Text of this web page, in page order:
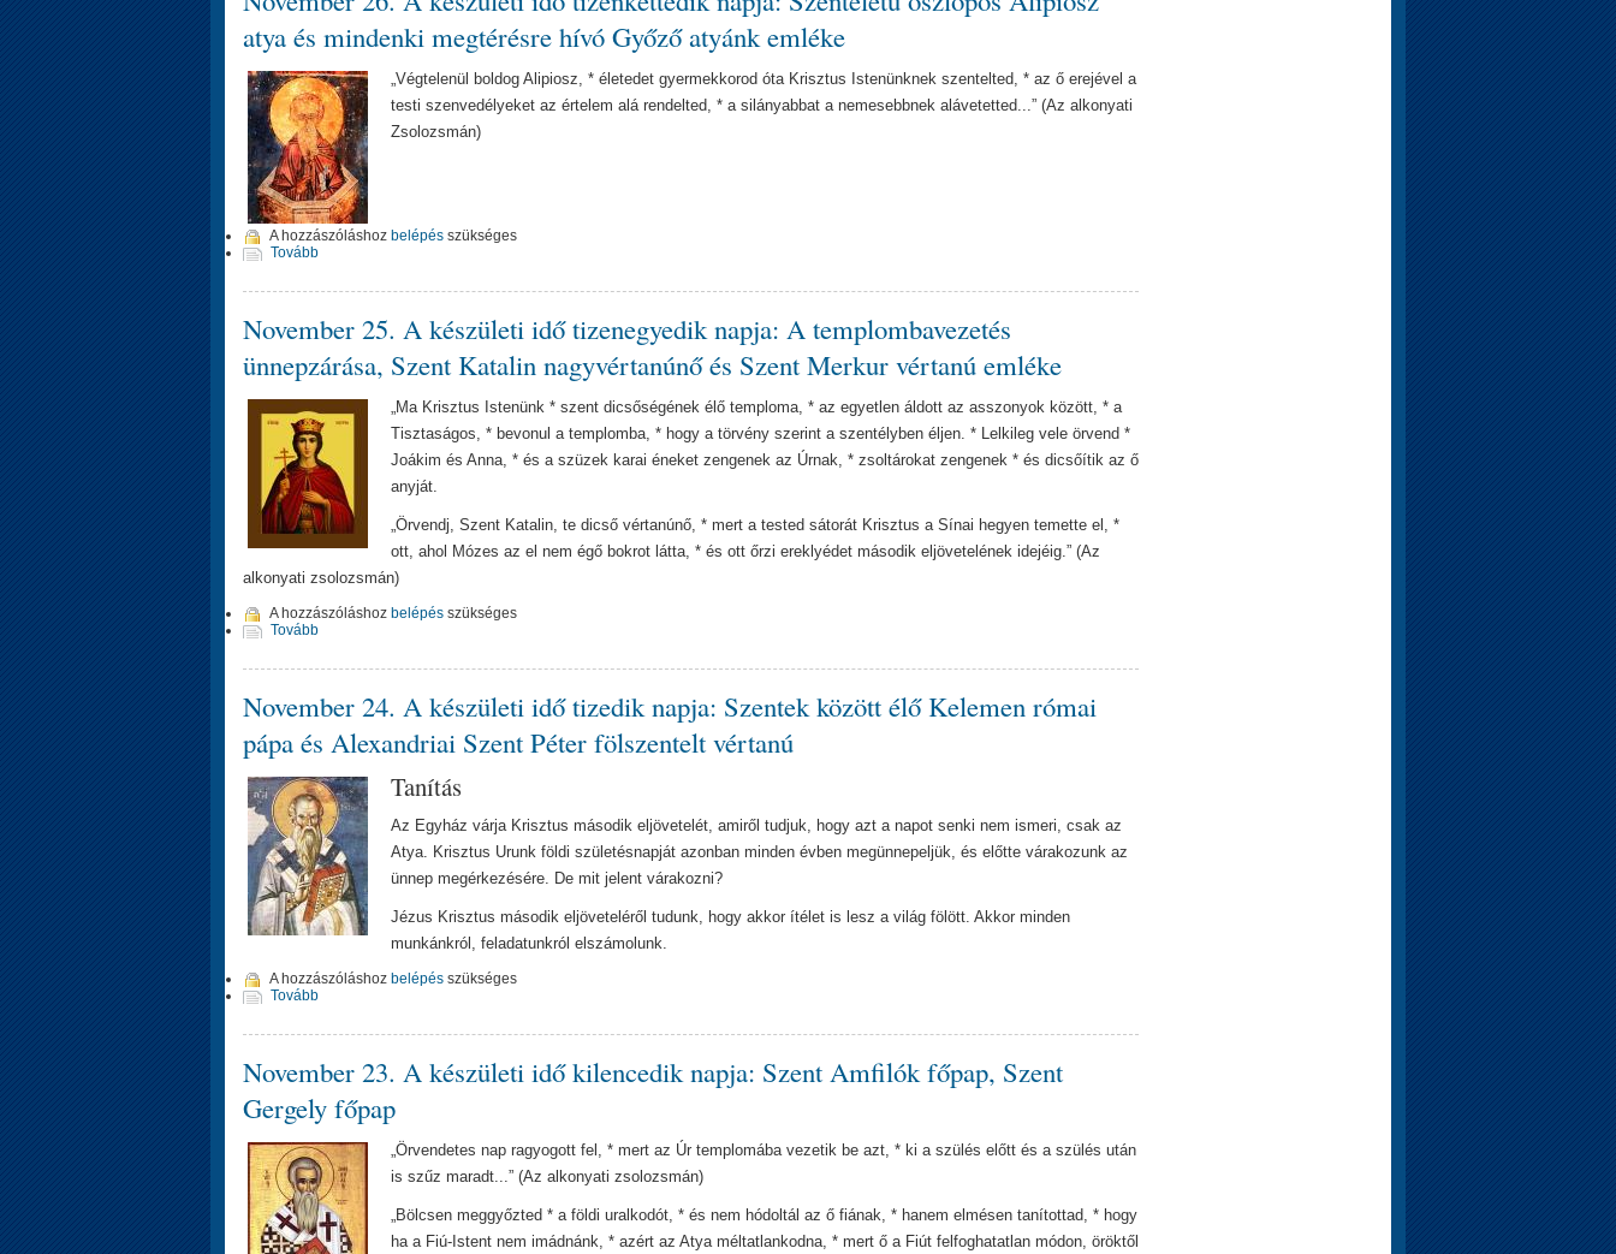
atya és mindenki megtérésre hívó Győző atyánk emléke
„Végtelenül boldog Alipiosz, * életedet gyermekkorod óta Krisztus Istenünknek szentelted, * az ő erejével a
testi szenvedélyeket az értelem alá rendelted, * a silányabbat a nemesebbnek alávetetted...” (Az alkonyati
Zsolozsmán)
A hozzászóláshoz belépés szükséges
Tovább
November 25. A készületi idő tizenegyedik napja: A templombavezetés
ünnepzárása, Szent Katalin nagyvértanúnő és Szent Merkur vértanú emléke
„Ma Krisztus Istenünk * szent dicsőségének élő temploma, * az egyetlen áldott az asszonyok között, * a
Tisztaságos, * bevonul a templomba, * hogy a törvény szerint a szentélyben éljen. * Lelkileg vele örvend *
Joákim és Anna, * és a szüzek karai éneket zengenek az Úrnak, * zsoltárokat zengenek * és dicsőítik az ő
anyját.
„Örvendj, Szent Katalin, te dicső vértanúnő, * mert a tested sátorát Krisztus a Sínai hegyen temette el, *
ott, ahol Mózes az el nem égő bokrot látta, * és ott őrzi ereklyédet második eljövetelének idejéig.” (Az
alkonyati zsolozsmán)
A hozzászóláshoz belépés szükséges
Tovább
November 24. A készületi idő tizedik napja: Szentek között élő Kelemen római
pápa és Alexandriai Szent Péter fölszentelt vértanú
Tanítás
Az Egyház várja Krisztus második eljövetelét, amiről tudjuk, hogy azt a napot senki nem ismeri, csak az
Atya. Krisztus Urunk földi születésnapját azonban minden évben megünnepeljük, és előtte várakozunk az
ünnep megérkezésére. De mit jelent várakozni?
Jézus Krisztus második eljöveteléről tudunk, hogy akkor ítélet is lesz a világ fölött. Akkor minden
munkánkról, feladatunkról elszámolunk.
A hozzászóláshoz belépés szükséges
Tovább
November 23. A készületi idő kilencedik napja: Szent Amfilók főpap, Szent
Gergely főpap
„Örvendetes nap ragyogott fel, * mert az Úr templomába vezetik be azt, * ki a szülés előtt és a szülés után
is szűz maradt...” (Az alkonyati zsolozsmán)
„Bölcsen meggyőzted * a földi uralkodót, * és nem hódoltál az ő fiának, * hanem elmésen tanítottad, * hogy
ha a Fiú-Istent nem imádnánk, * azért az Atya méltatlankodna, * mert ő a Fiút felfoghatatlan módon, öröktől